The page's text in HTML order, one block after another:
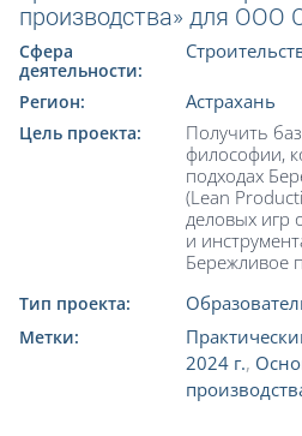
производства» для ООО
Сфера
деятельности:
Регион: Астрахань
Цель проекта:
Получить
философии,
подходах
(Lean
деловых игр
и
Бережливое
Тип проекта:
Метки:
2024 г.,